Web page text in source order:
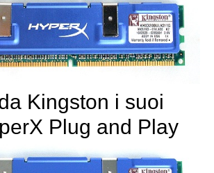
Kingston i suoi
Plug and Play